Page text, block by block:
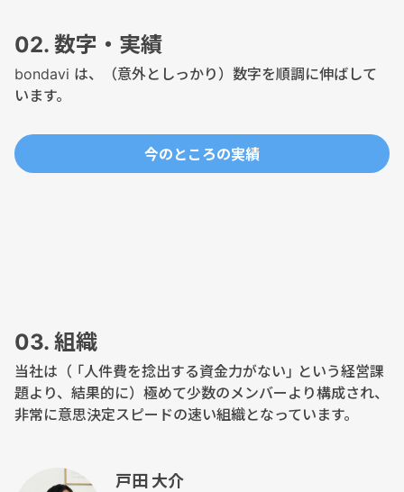
02. 数字・実績
bondavi は、（意外としっかり）数字を順調に伸ばして
います。
今のところの実績
03. 組織
当社は（ ｢人件費を捻出する資金力がない｣ という経営課
題より、結果的に）極めて少数のメンバーより構成され、
非常に意思決定スピードの速い組織となっています。
戸田 大介